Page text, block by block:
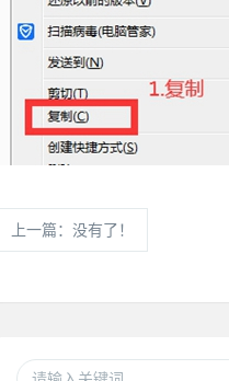
上一篇：没有了！